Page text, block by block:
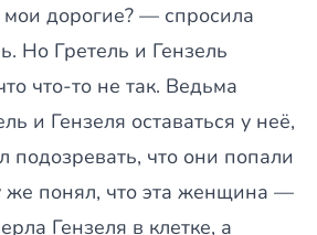
дорогие? — спросила
Но Гретель и Гензель
что-то не так. Ведьма
и Гензеля оставаться у неё,
подозревать, что они попали
же понял, что эта женщина —
Гензеля в клетке, а